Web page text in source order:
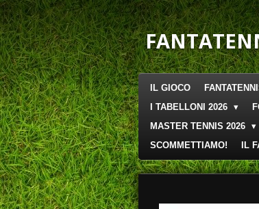
Vai
al
contenuto
principale
IL GIOCO
I TABELLONI 2026
MASTER TENNIS 2026
SCOMMETTIAMO!
IL